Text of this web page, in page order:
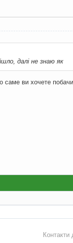
далі не знаю як
саме ви хочете
Контакти